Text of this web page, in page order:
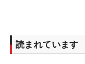
読まれています